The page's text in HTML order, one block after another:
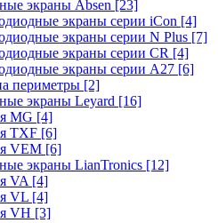
экраны Absen [23]
экраны серии iCon [4]
экраны серии N Plus [7]
экраны серии CR [4]
экраны серии А27 [6]
периметры [2]
экраны Leyard [16]
MG [4]
TXF [6]
VEM [6]
экраны LianTronics [12]
VA [4]
VL [4]
VH [3]